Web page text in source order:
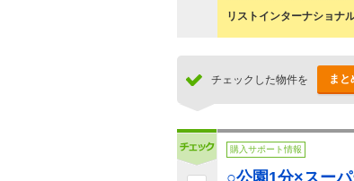
リストインターナショナ
チェックした物件を まと
購入サポート情報